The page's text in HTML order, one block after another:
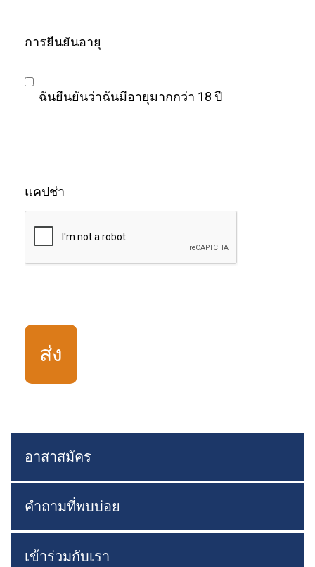
การยืนยันอายุ
ฉันยืนยันว่าฉันมีอายุมากกว่า 18 ปี
แคปช่า
อาสาสมัคร
คำถามที่พบบ่อย
เข้าร่วมกับเรา